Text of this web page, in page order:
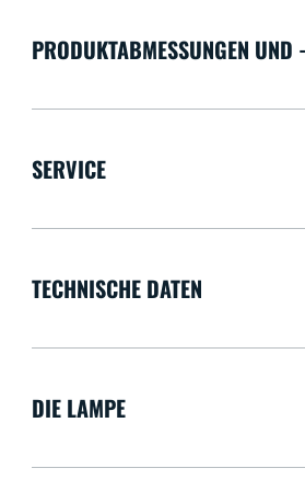
PRODUKTABMESSUNGEN UND
SERVICE
TECHNISCHE DATEN
DIE LAMPE